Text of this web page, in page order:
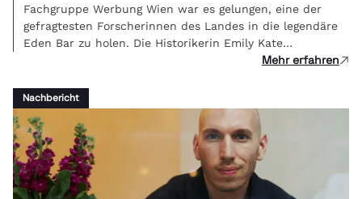
Fachgruppe Werbung Wien war es gelungen, eine der
gefragtesten Forscherinnen des Landes in die legendäre
Eden Bar zu holen. Die Historikerin Emily Kate
Genatowski und Roboter Tova berichteten live über ihre
Mehr erfahren
Nachbericht